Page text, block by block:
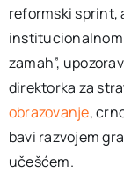
reformski sprint,
zamah”,
direktorka za
obrazovanje,
bavi razvojem
učešćem.